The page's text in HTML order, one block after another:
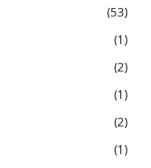
53
1
2
1
2
1